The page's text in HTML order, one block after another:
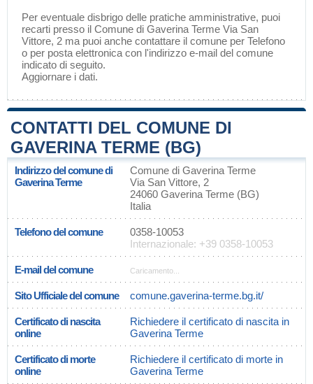
Per eventuale disbrigo delle pratiche amministrative, puoi
recarti presso il Comune di Gaverina Terme Via San
Vittore, 2 ma puoi anche contattare il comune per Telefono
o per posta elettronica con l'indirizzo e-mail del comune
indicato di seguito.
Aggiornare i dati.
CONTATTI DEL COMUNE DI
GAVERINA TERME (BG)
Indirizzo del comune di
Gaverina Terme
Comune di Gaverina Terme
Via San Vittore, 2
24060 Gaverina Terme (BG)
Italia
Telefono del comune
0358-10053
Internazionale: +39 0358-10053
E-mail del comune Caricamento...
Sito Ufficiale del comune comune.gaverina-terme.bg.it/
Certificato di nascita
online
Richiedere il certificato di nascita in
Gaverina Terme
Certificato di morte
online
Richiedere il certificato di morte in
Gaverina Terme